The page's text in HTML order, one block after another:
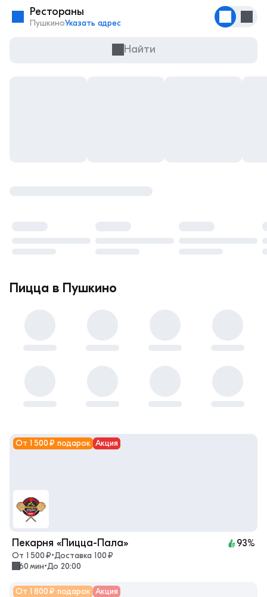
Рестораны
ПушкиноУказать адрес
Найти
Пицца в Пушкино
От 1 500 ₽ подарок Акция
Пекарня «Пицца-Пала» 93%
От 1 500 ₽•Доставка 100 ₽
60 мин• До 20:00
От 1 800 ₽ подарок Акция